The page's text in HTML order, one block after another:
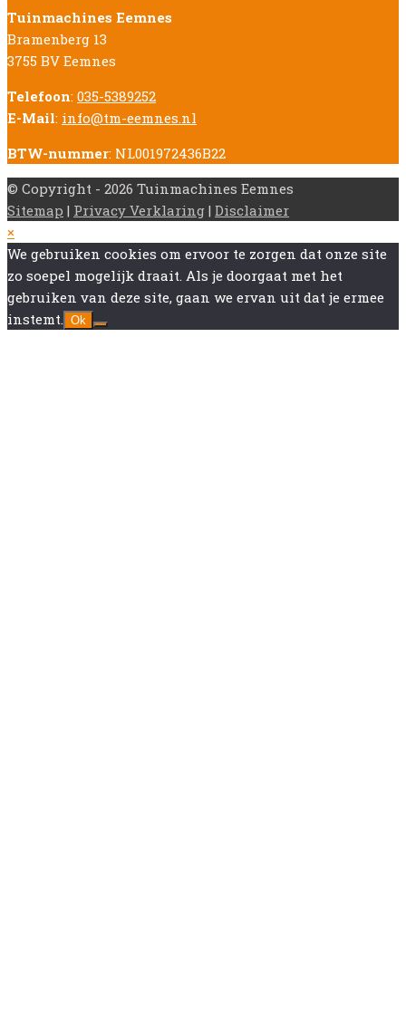
Tuinmachines Eemnes
Bramenberg 13
3755 BV Eemnes
Telefoon: 035-5389252
E-Mail: info@tm-eemnes.nl
BTW-nummer: NL001972436B22
© Copyright - 2026 Tuinmachines Eemnes
Sitemap | Privacy Verklaring | Disclaimer
Back
To
Top
×
We gebruiken cookies om ervoor te zorgen dat onze site
zo soepel mogelijk draait. Als je doorgaat met het
gebruiken van deze site, gaan we ervan uit dat je ermee
instemt.
Ok